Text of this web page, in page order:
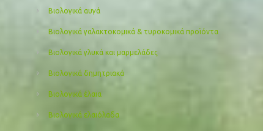
Βιολογικά αυγά
Βιολογικά γαλακτοκομικά & τυροκομικά προϊόντα
Βιολογικά γλυκά και μαρμελάδες
Βιολογικά δημητριακά
Βιολογικά έλαια
Βιολογικά ελαιόλαδα